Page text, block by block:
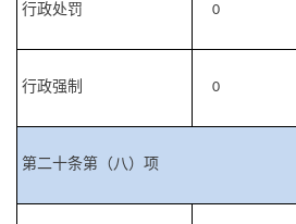
行政处罚 0
行政强制 0
第二十条第（八）项